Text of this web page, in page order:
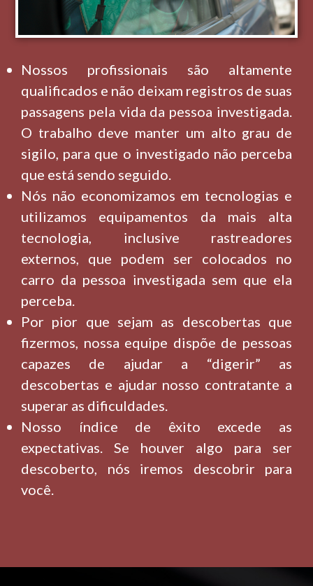
Nossos profissionais são altamente
qualificados e não deixam registros de suas
passagens pela vida da pessoa investigada.
O trabalho deve manter um alto grau de
sigilo, para que o investigado não perceba
que está sendo seguido.
Nós não economizamos em tecnologias e
utilizamos equipamentos da mais alta
tecnologia, inclusive rastreadores
externos, que podem ser colocados no
carro da pessoa investigada sem que ela
perceba.
Por pior que sejam as descobertas que
fizermos, nossa equipe dispõe de pessoas
capazes de ajudar a “digerir” as
descobertas e ajudar nosso contratante a
superar as dificuldades.
Nosso índice de êxito excede as
expectativas. Se houver algo para ser
descoberto, nós iremos descobrir para
você.